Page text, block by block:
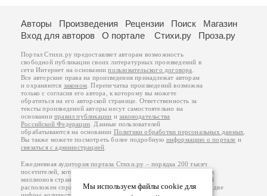
Мы используем файлы cookie для
Авторы Произведения Рецензии Поиск
Магазин
Вход для авторов
О портале Стихи.ру Проза.ру
Портал Стихи.ру предоставляет авторам возможность
свободной публикации своих литературных произведений в
сети Интернет на основаниипользовательского договора
Все авторские права на произведения принадлежат авторам
и охраняются законом . Перепечатка произведений возможна
только с согласия его автора, к которому вы можете
обратиться на его авторской странице. Ответственность за
тексты произведений авторы несут самостоятельно на
основанииправил публикации изаконодательства
Российской Федерации . Данные пользователей
обрабатываются на основании Политики обработки персональных данных
Вы также можете посмотреть более подробную информацию о портале и
связаться с администрацией
Ежедневная аудитория портала Стихи.ру – порядка 200 тысяч
посетителей, которые в общей сумме просматривают более двух
миллионов страниц по данным счетчика посещаемости, который
расположен справа от этого текста. В каждой графе указано по две